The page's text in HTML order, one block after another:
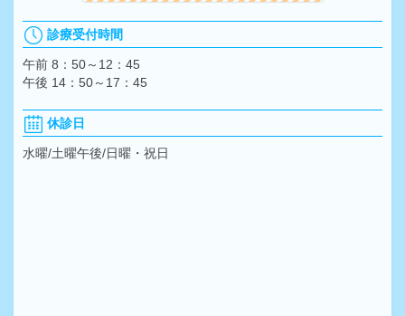
診療受付時間
午前 8：50～12：45
午後 14：50～17：45
休診日
水曜/土曜午後/日曜・祝日